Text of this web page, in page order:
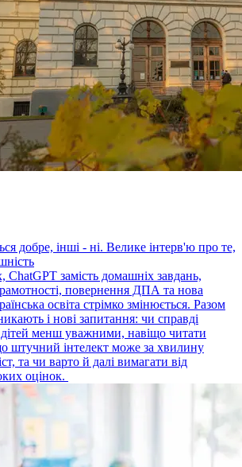
добре, інші - ні. Велике інтерв'ю про те,
ChatGPT замість домашніх завдань,
повернення ДПА та нова
освіта стрімко змінюється. Разом
і нові запитання: чи справді
менш уважними, навіщо читати
штучний інтелект може за хвилину
та чи варто й далі вимагати від
оцінок.